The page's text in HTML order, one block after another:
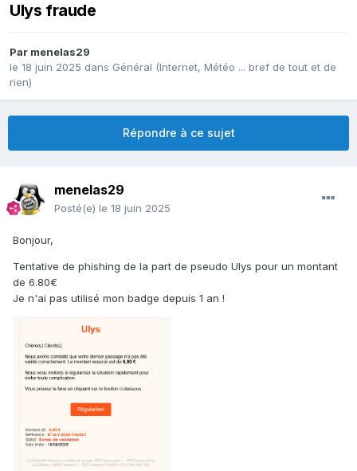
Ulys fraude
Par menelas29
le 18 juin 2025 dans Général (Internet, Météo ... bref de tout et de
rien)
Répondre à ce sujet
menelas29
Posté(e) le 18 juin 2025
Bonjour,
Tentative de phishing de la part de pseudo Ulys pour un montant
de 6.80€
Je n'ai pas utilisé mon badge depuis 1 an !